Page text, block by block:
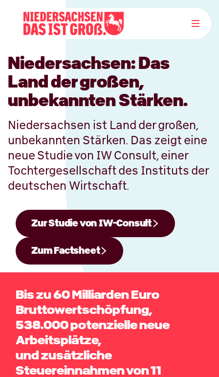
Niedersachsen: Das
Land der großen,
unbekannten Stärken.
Niedersachsen ist Land der großen,
unbekannten Stärken. Das zeigt eine
neue Studie von IW Consult, einer
Tochtergesellschaft des Instituts der
deutschen Wirtschaft.
Zur Studie von IW-Consult
Zum Factsheet
Bis zu 60 Milliarden Euro
Bruttowertschöpfung,
538.000 potenzielle neue
Arbeitsplätze,
und zusätzliche
Steuereinnahmen von 11